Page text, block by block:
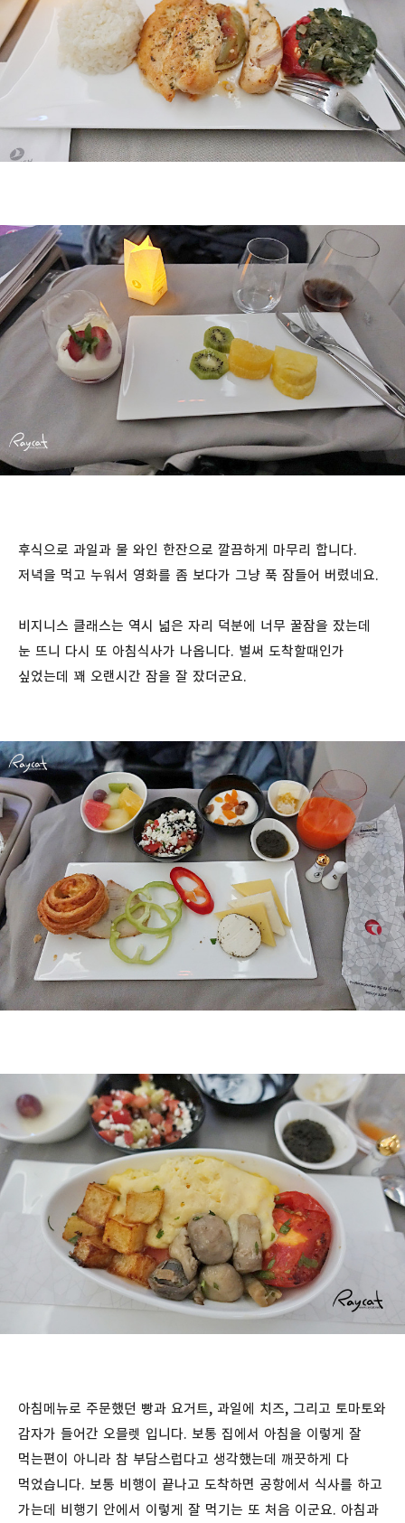
후식으로 과일과 물 와인 한잔으로 깔끔하게 마무리 합니다.
저녁을 먹고 누워서 영화를 좀 보다가 그냥 푹 잠들어 버렸네요.
비지니스 클래스는 역시 넓은 자리 덕분에 너무 꿀잠을 잤는데
눈 뜨니 다시 또 아침식사가 나옵니다. 벌써 도착할때인가
싶었는데 꽤 오랜시간 잠을 잘 잤더군요.
아침메뉴로 주문했던 빵과 요거트, 과일에 치즈, 그리고 토마토와
감자가 들어간 오믈렛 입니다. 보통 집에서 아침을 이렇게 잘
먹는편이 아니라 참 부담스럽다고 생각했는데 깨끗하게 다
먹었습니다. 보통 비행이 끝나고 도착하면 공항에서 식사를 하고
가는데 비행기 안에서 이렇게 잘 먹기는 또 처음 이군요. 아침과